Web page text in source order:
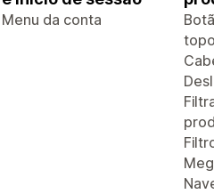
Menu da conta
topo